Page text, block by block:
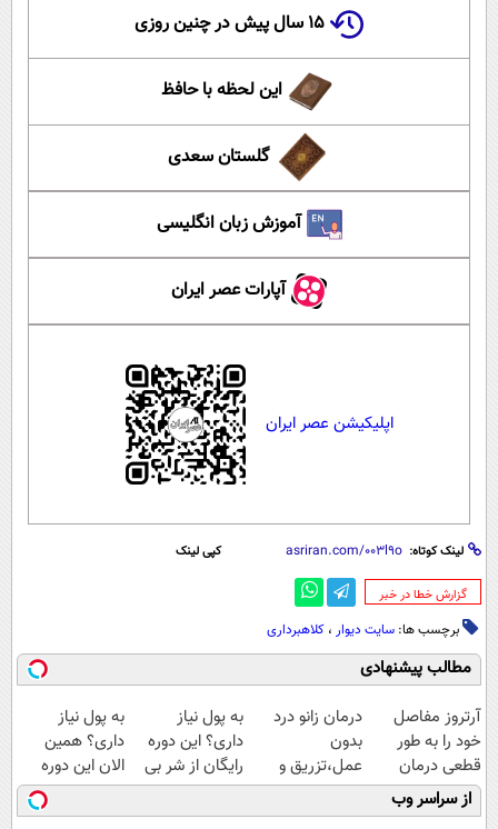
۱۵ سال پیش در چنین روزی
این لحظه با حافظ
گلستان سعدی
آموزش زبان انگلیسی
آپارات عصر ایران
اپلیکیشن عصر ایران
لینک کوتاه: کپی لینک
‌گزارش خطا در خبر
برچسب ها: سایت دیوار ، کلاهبرداری
مطالب پیشنهادی
آرتروز مفاصل
خود را به طور
قطعی درمان
کنید!
◗پرسش‌نامه◖
درمان زانو درد
بدون
عمل،تزریق و
دارو
(◂پرسش‌نامه)
به پول نیاز
داری؟ این دوره
رایگان از شر بی
پولی خلاصت
میکنه
به پول نیاز
داری؟ همین
الان این دوره
رایگان رو شرکت
کن تا دیر نشده!
از سراسر وب